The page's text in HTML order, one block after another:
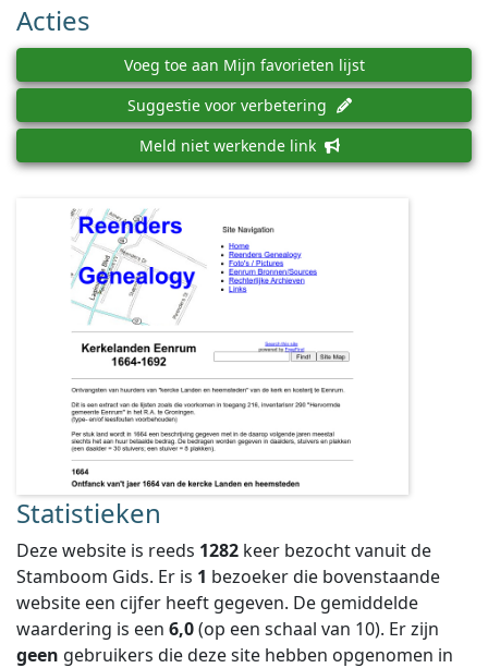
Acties
Voeg toe aan Mijn favorieten lijst
Suggestie voor verbetering
Meld niet werkende link
Statistieken
Deze website is reeds 1282 keer bezocht vanuit de
Stamboom Gids. Er is 1 bezoeker die bovenstaande
website een cijfer heeft gegeven. De gemiddelde
waardering is een 6,0(op een schaal van 10). Er zijn
geen gebruikers die deze site hebben opgenomen in